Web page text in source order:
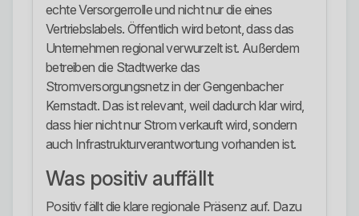
echte Versorgerrolle und nicht nur die eines
Vertriebslabels. Öffentlich wird betont, dass das
Unternehmen regional verwurzelt ist. Außerdem
betreiben die Stadtwerke das
Stromversorgungsnetz in der Gengenbacher
Kernstadt. Das ist relevant, weil dadurch klar wird,
dass hier nicht nur Strom verkauft wird, sondern
auch Infrastrukturverantwortung vorhanden ist.
Was positiv auffällt
Positiv fällt die klare regionale Präsenz auf. Dazu